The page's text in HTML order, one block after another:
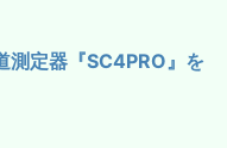
測定器『SC4PRO』を